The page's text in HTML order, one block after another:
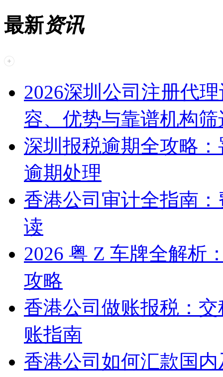
最新资讯
2026深圳公司注册代
容、优势与靠谱机构筛
深圳报税逾期全攻略
逾期处理
香港公司审计全指南
读
2026 粤 Z 车牌全解析
攻略
香港公司做账报税：
账指南
香港公司如何汇款国